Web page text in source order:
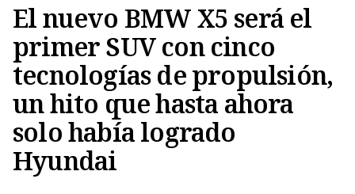
El nuevo BMW X5 será el
primer SUV con cinco
tecnologías de propulsión,
un hito que hasta ahora
solo había logrado
Hyundai